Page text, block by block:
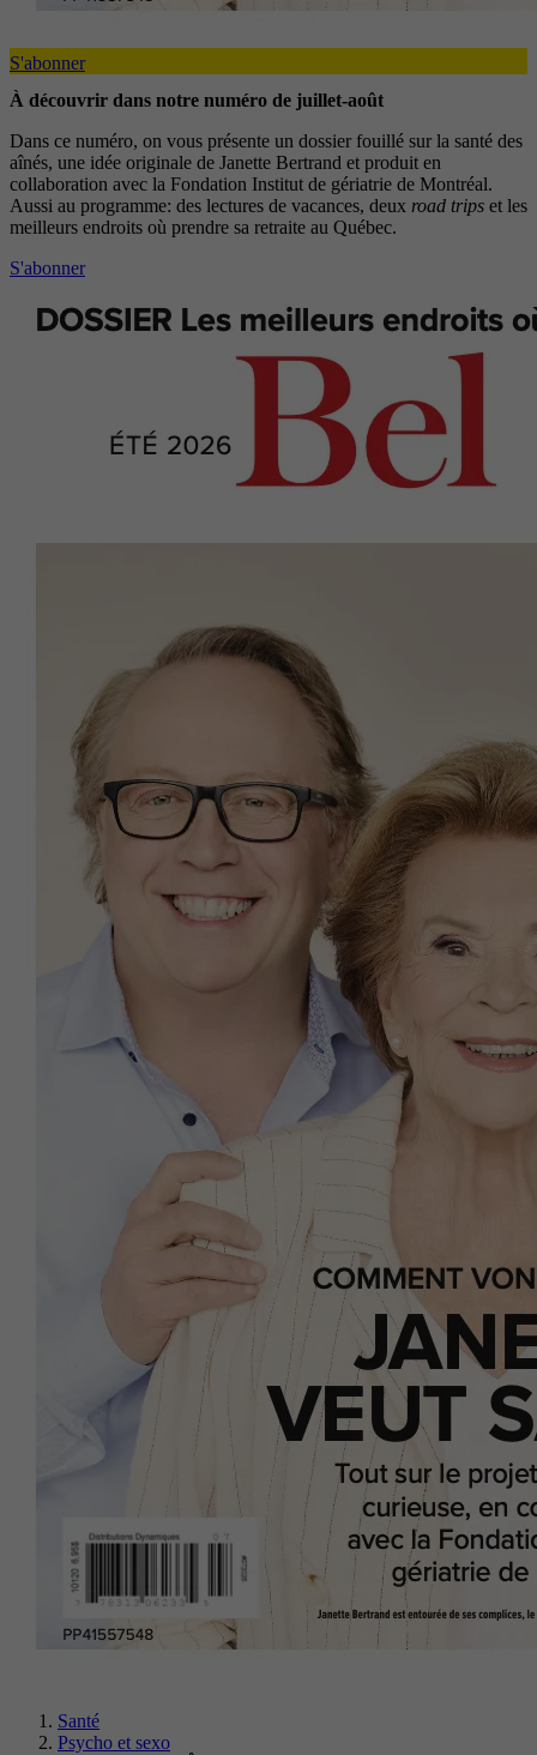
S'abonner
À découvrir dans notre numéro de juillet-août
Dans ce numéro, on vous présente un dossier fouillé sur la santé des
aînés, une idée originale de Janette Bertrand et produit en
collaboration avec la Fondation Institut de gériatrie de Montréal.
Aussi au programme: des lectures de vacances, deux road trips et les
meilleurs endroits où prendre sa retraite au Québec.
S'abonner
Santé
Psycho et sexo